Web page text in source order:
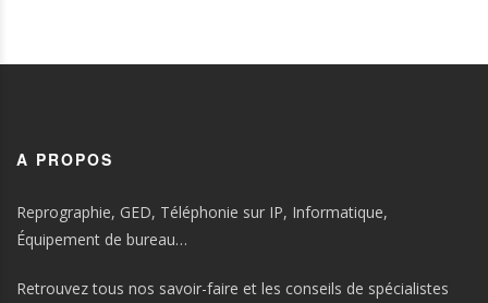
A PROPOS
Reprographie, GED, Téléphonie sur IP, Informatique,
Équipement de bureau…
Retrouvez tous nos savoir-faire et les conseils de spécialistes